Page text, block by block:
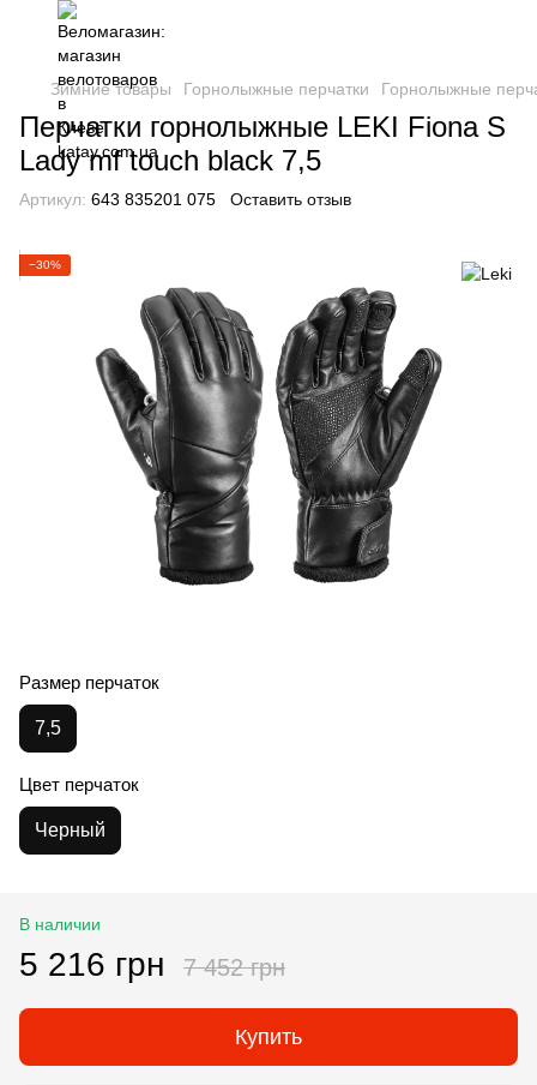
Зимние товары Горнолыжные перчатки Горнолыжные
Перчатки горнолыжные LEKI Fiona S
Lady mf touch black 7,5
Артикул: 643 835201 075 Оставить отзыв
−30%
Размер перчаток
7,5
Цвет перчаток
Черный
В наличии
5 216 грн 7 452 грн
Купить